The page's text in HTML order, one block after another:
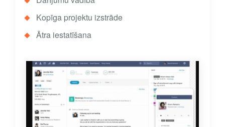
Kopīga projektu izstrāde
Ātra iestatīšana